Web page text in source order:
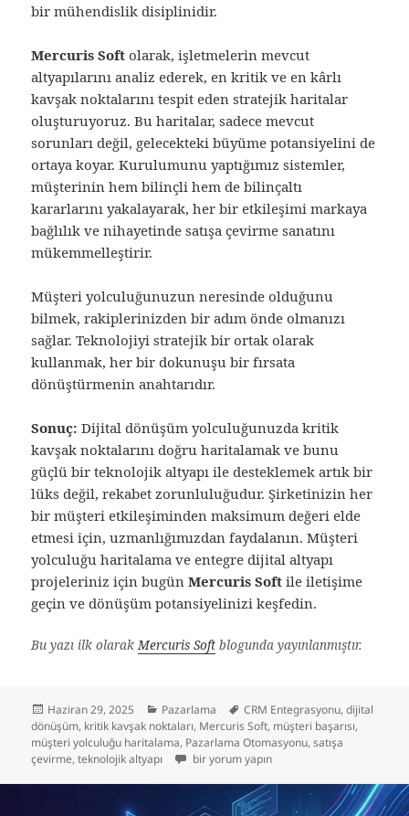
bir mühendislik disiplinidir.
Mercuris Soft olarak, işletmelerin mevcut
altyapılarını analiz ederek, en kritik ve en kârlı
kavşak noktalarını tespit eden stratejik haritalar
oluşturuyoruz. Bu haritalar, sadece mevcut
sorunları değil, gelecekteki büyüme potansiyelini de
ortaya koyar. Kurulumunu yaptığımız sistemler,
müşterinin hem bilinçli hem de bilinçaltı
kararlarını yakalayarak, her bir etkileşimi markaya
bağlılık ve nihayetinde satışa çevirme sanatını
mükemmelleştirir.
Müşteri yolculuğunuzun neresinde olduğunu
bilmek, rakiplerinizden bir adım önde olmanızı
sağlar. Teknolojiyi stratejik bir ortak olarak
kullanmak, her bir dokunuşu bir fırsata
dönüştürmenin anahtarıdır.
Sonuç: Dijital dönüşüm yolculuğunuzda kritik
kavşak noktalarını doğru haritalamak ve bunu
güçlü bir teknolojik altyapı ile desteklemek artık bir
lüks değil, rekabet zorunluluğudur. Şirketinizin her
bir müşteri etkileşiminden maksimum değeri elde
etmesi için, uzmanlığımızdan faydalanın. Müşteri
yolculuğu haritalama ve entegre dijital altyapı
projeleriniz için bugünMercuris Soft ile iletişime
geçin ve dönüşüm potansiyelinizi keşfedin.
Bu yazı ilk olarak Mercuris Soft blogunda yayınlanmıştır.
Yayın
tarihi
Haziran 29, 2025 Kategoriler
Pazarlama Etiketler
CRM Entegrasyonu,dijital
dönüşüm, kritik kavşak noktaları, Mercuris Soft, müşteri başarısı,
müşteri yolculuğu haritalama, Pazarlama Otomasyonu,satışa
çevirme,teknolojik altyapı Müşteri Yolculuğunun Kritik Kavşak
bir yorum yapın